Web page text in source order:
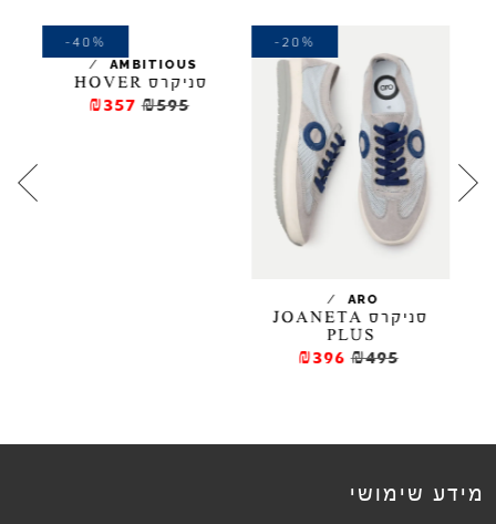
ARO
/
סניקרס JOANETA
PLUS
₪495
₪396
-20%
AMBITIOUS
/
סניקרס HOVER
₪595
₪357
-40%
מידע שימושי